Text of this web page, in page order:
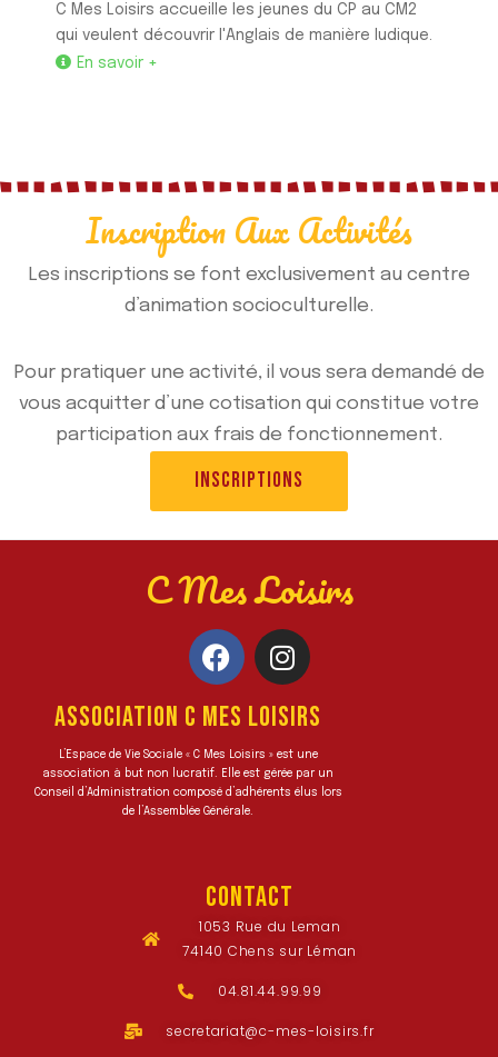
C Mes Loisirs accueille les jeunes du CP au CM2
qui veulent découvrir l'Anglais de manière ludique.
En savoir +
Inscription Aux Activités
Les inscriptions se font exclusivement au centre
d’animation socioculturelle.
Pour pratiquer une activité, il vous sera demandé de
vous acquitter d’une cotisation qui constitue votre
participation aux frais de fonctionnement.
INSCRIPTIONS
C Mes Loisirs
ASSOCIATION C MES LOISIRS
L’Espace de Vie Sociale « C Mes Loisirs » est une
association à but non lucratif. Elle est gérée par un
Conseil d’Administration composé d’adhérents élus lors
de l’Assemblée Générale.
CONTACT
1053 Rue du Leman
74140 Chens sur Léman
04.81.44.99.99
secretariat@c-mes-loisirs.fr